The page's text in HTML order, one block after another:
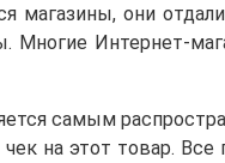
они
Интернет-
самым
на этот товар.